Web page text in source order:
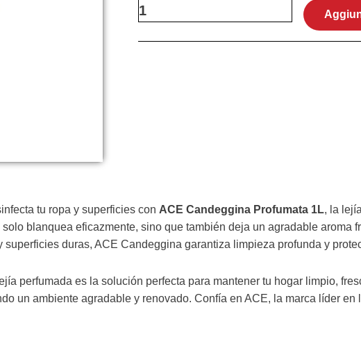
ACE
Candeggina
profumata
tu ropa y superficies con ACE Candeggina Profumata 1L, la
blanquea eficazmente, sino que también deja un agradable aroma
duras, ACE Candeggina garantiza limpieza profunda y
perfumada es la solución perfecta para mantener tu hogar limpio,
un ambiente agradable y renovado. Confía en ACE, la marca líder en